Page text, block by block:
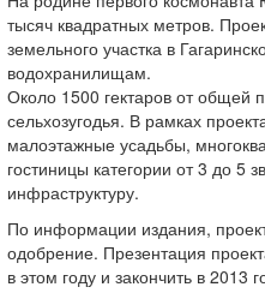
тысяч квадратных метров.
земельного участка в
водохранилищам.
Около 1500 гектаров от общей
сельхозугодья. В рамках
малоэтажные усадьбы,
гостиницы категории от 3 до
инфраструктуру.
По информации издания,
одобрение. Презентация
в этом году и закончить в 2013